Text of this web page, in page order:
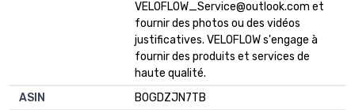
VELOFLOW_Service@outlook.com et
fournir des photos ou des vidéos
justificatives. VELOFLOW s'engage à
fournir des produits et services de
haute qualité.
ASIN
B0GDZJN7TB